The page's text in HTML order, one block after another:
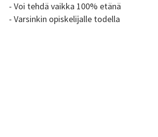
- Voi tehdä vaikka 100% etänä
- Varsinkin opiskelijalle todella